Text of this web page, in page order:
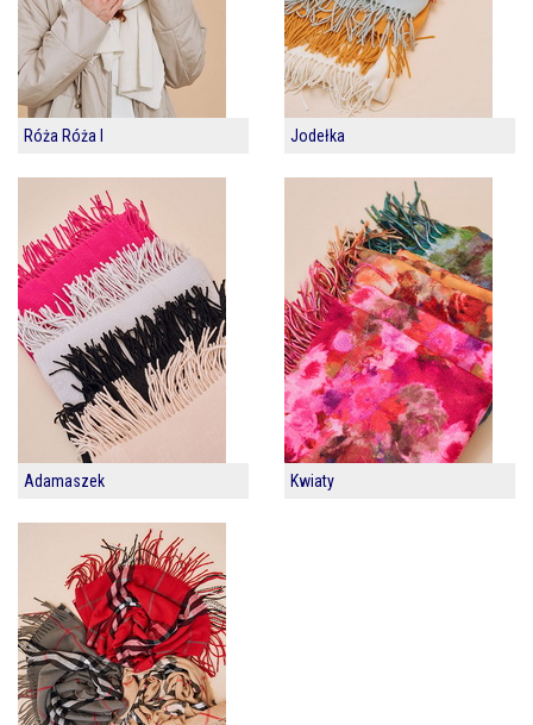
Róża Róża I Jodełka
Adamaszek Kwiaty